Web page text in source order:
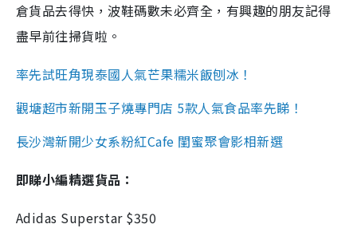
倉貨品去得快，波鞋碼數未必齊全，有興趣的朋友記得
盡早前往掃貨啦。
率先試旺角現泰國人氣芒果糯米飯刨冰！
觀塘超市新開玉子燒專門店 5款人氣食品率先睇！
長沙灣新開少女系粉紅Cafe 閨蜜聚會影相新選
即睇小編精選貨品：
Adidas Superstar $350